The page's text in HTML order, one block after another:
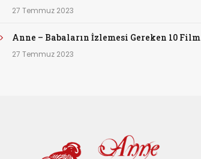
27 Temmuz 2023
Anne – Babaların İzlemesi Gereken 10 Film
27 Temmuz 2023